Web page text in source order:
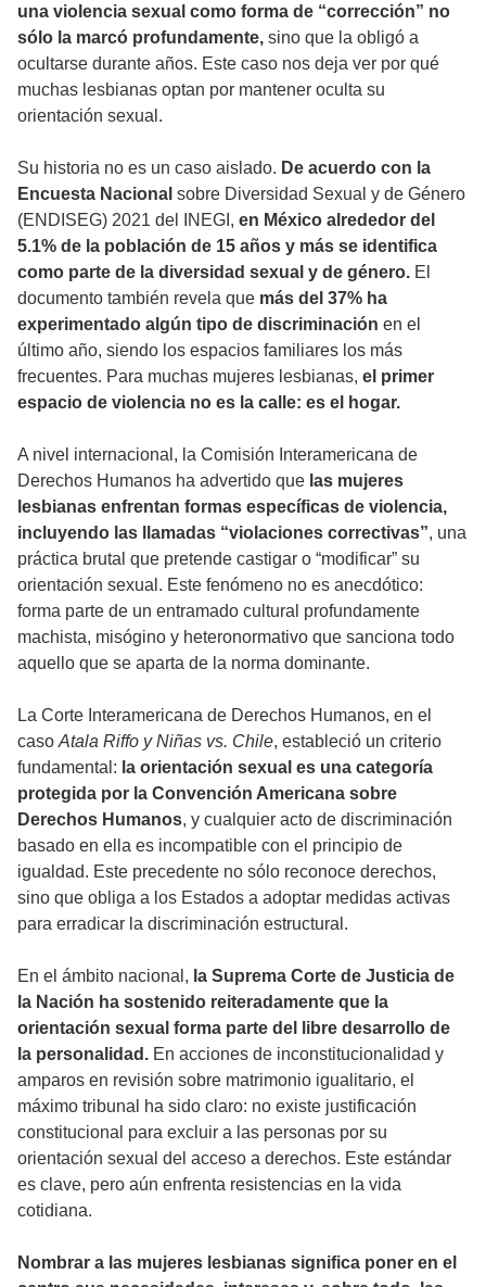
una violencia sexual como forma de “corrección” no
sólo la marcó profundamente, sino que la obligó a
ocultarse durante años. Este caso nos deja ver por qué
muchas lesbianas optan por mantener oculta su
orientación sexual.
Su historia no es un caso aislado. De acuerdo con la
Encuesta Nacional sobre Diversidad Sexual y de Género
(ENDISEG) 2021 del INEGI, en México alrededor del
5.1% de la población de 15 años y más se identifica
como parte de la diversidad sexual y de género. El
documento también revela que más del 37% ha
experimentado algún tipo de discriminación en el
último año, siendo los espacios familiares los más
frecuentes. Para muchas mujeres lesbianas, el primer
espacio de violencia no es la calle: es el hogar.
A nivel internacional, la Comisión Interamericana de
Derechos Humanos ha advertido que las mujeres
lesbianas enfrentan formas específicas de violencia,
incluyendo las llamadas “violaciones correctivas”, una
práctica brutal que pretende castigar o “modificar” su
orientación sexual. Este fenómeno no es anecdótico:
forma parte de un entramado cultural profundamente
machista, misógino y heteronormativo que sanciona todo
aquello que se aparta de la norma dominante.
La Corte Interamericana de Derechos Humanos, en el
caso Atala Riffo y Niñas vs. Chile, estableció un criterio
fundamental: la orientación sexual es una categoría
protegida por la Convención Americana sobre
Derechos Humanos, y cualquier acto de discriminación
basado en ella es incompatible con el principio de
igualdad. Este precedente no sólo reconoce derechos,
sino que obliga a los Estados a adoptar medidas activas
para erradicar la discriminación estructural.
En el ámbito nacional, la Suprema Corte de Justicia de
la Nación ha sostenido reiteradamente que la
orientación sexual forma parte del libre desarrollo de
la personalidad. En acciones de inconstitucionalidad y
amparos en revisión sobre matrimonio igualitario, el
máximo tribunal ha sido claro: no existe justificación
constitucional para excluir a las personas por su
orientación sexual del acceso a derechos. Este estándar
es clave, pero aún enfrenta resistencias en la vida
cotidiana.
Nombrar a las mujeres lesbianas significa poner en el